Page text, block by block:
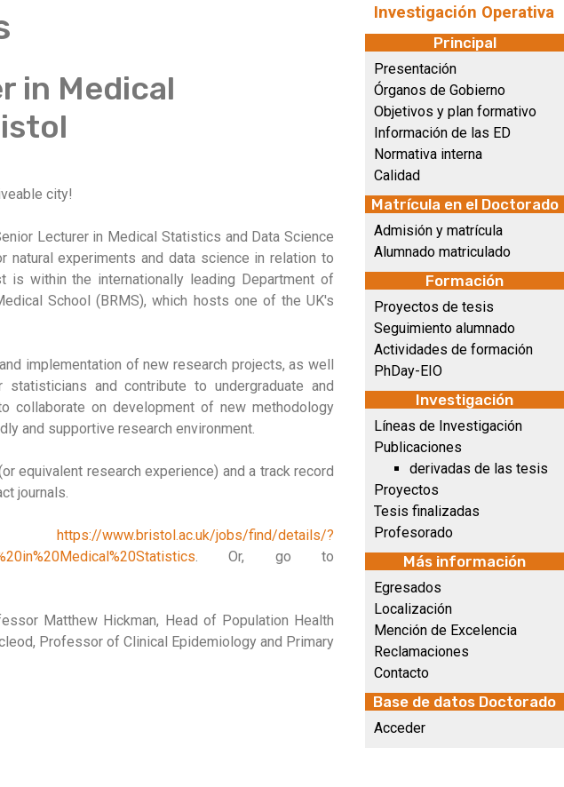
in Medical
city!
Lecturer in Medical Statistics and Data Science
experiments and data science in relation to
within the internationally leading Department of
School (BRMS), which hosts one of the UK's
implementation of new research projects, as well
and contribute to undergraduate and
collaborate on development of new methodology
and supportive research environment.
equivalent research experience) and a track record
journals.
https://www.bristol.ac.uk/jobs/find/details/?
. Or, go to
Matthew Hickman, Head of Population Health
Professor of Clinical Epidemiology and Primary
Investigación Operativa
Principal
Presentación
Órganos de Gobierno
Objetivos y plan formativo
Información de las ED
Normativa interna
Calidad
Matrícula en el Doctorado
Admisión y matrícula
Alumnado matriculado
Formación
Proyectos de tesis
Seguimiento alumnado
Actividades de formación
PhDay-EIO
Investigación
Líneas de Investigación
Publicaciones
derivadas de las tesis
Proyectos
Tesis finalizadas
Profesorado
Más información
Egresados
Localización
Mención de Excelencia
Reclamaciones
Contacto
Base de datos Doctorado
Acceder